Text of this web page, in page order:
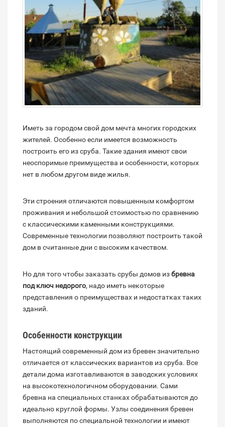
Иметь за городом свой дом мечта многих городских
жителей. Особенно если имеется возможность
построить его из сруба. Такие здания имеют свои
неоспоримые преимущества и особенности, которых
нет в любом другом виде жилья.
Эти строения отличаются повышенным комфортом
проживания и небольшой стоимостью по сравнению
с классическими каменными конструкциями.
Современные технологии позволяют построить такой
дом в считанные дни с высоким качеством.
Но для того чтобы заказать срубы домов избревна
под ключ недорого, надо иметь некоторые
представления о преимуществах и недостатках таких
зданий.
Особенности конструкции
Настоящий современный дом из бревен значительно
отличается от классических вариантов из сруба. Все
детали дома изготавливаются в заводских условиях
на высокотехнологичном оборудовании. Сами
бревна на специальных станках обрабатываются до
идеально круглой формы. Узлы соединения бревен
выполняются по специальной технологии и имеют